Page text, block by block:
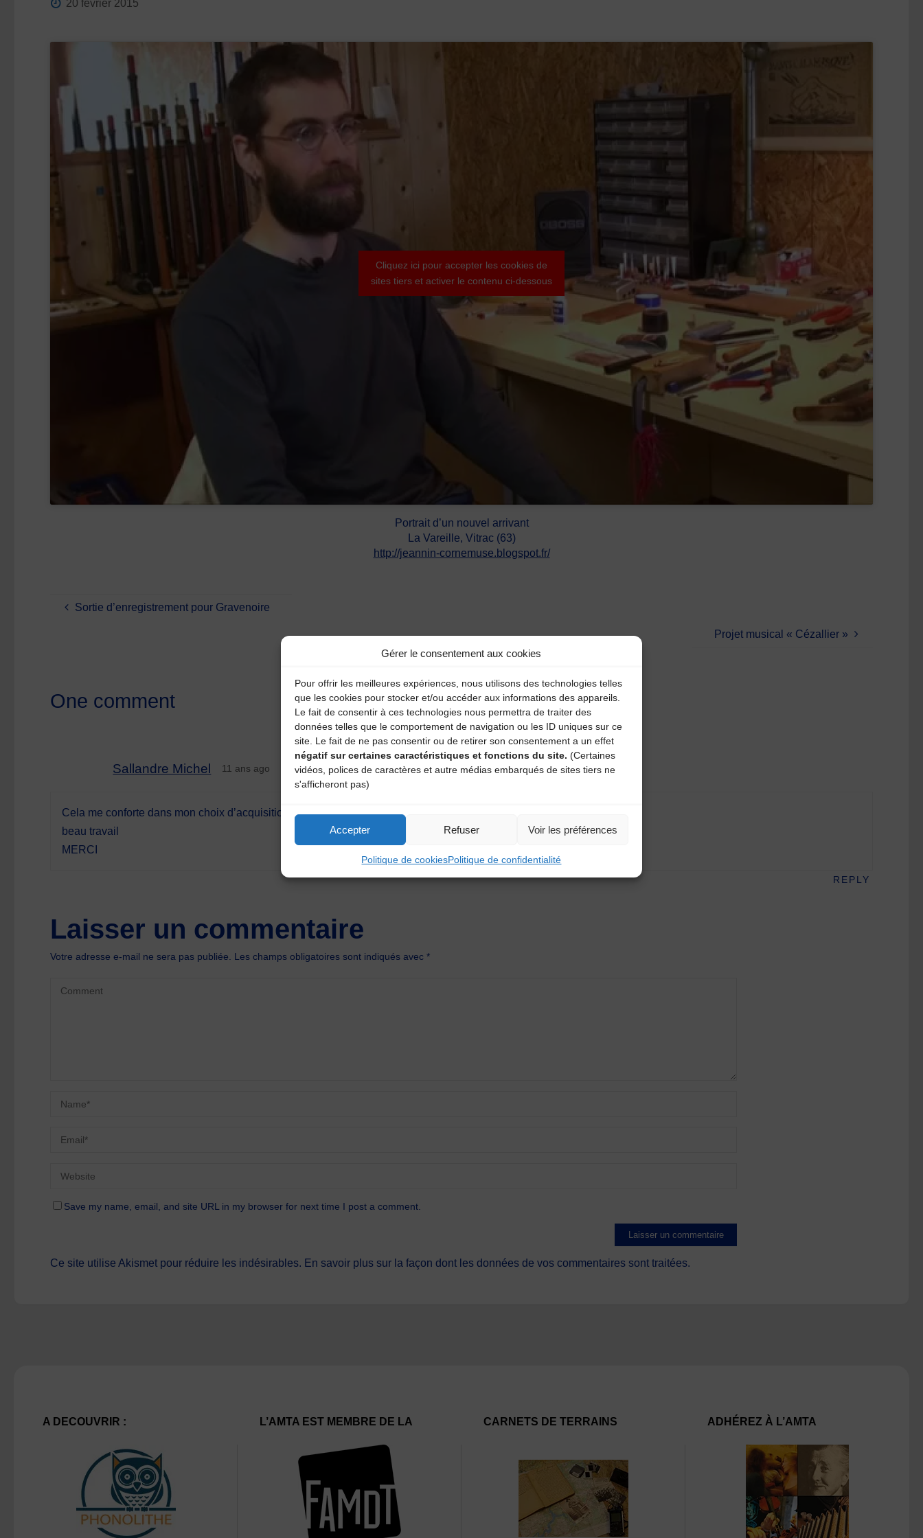
Gérer le consentement aux cookies
Pour offrir les meilleures expériences, nous utilisons des technologies telles
que les cookies pour stocker et/ou accéder aux informations des appareils.
Le fait de consentir à ces technologies nous permettra de traiter des
données telles que le comportement de navigation ou les ID uniques sur ce
site. Le fait de ne pas consentir ou de retirer son consentement a un effet
négatif sur certaines caractéristiques et fonctions du site. (Certaines
vidéos, polices de caractères et autre médias embarqués de sites tiers ne
s'afficheront pas)
Accepter Refuser Voir les préférences
Politique de cookiesPolitique de confidentialité
20 février 2015
Cliquez ici pour accepter les cookies de
sites tiers et activer le contenu ci-dessous
Portrait d’un nouvel arrivant
La Vareille, Vitrac (63)
http://jeannin-cornemuse.blogspot.fr/
Sortie d’enregistrement pour Gravenoire
Projet musical « Cézallier »
One comment
Sallandre Michel 11 ans ago
Cela me conforte dans mon choix d’acquisition d’une béchonnet
beau travail
MERCI
REPLY
Laisser un commentaire
Votre adresse e-mail ne sera pas publiée. Les champs obligatoires sont indiqués avec*
Save my name, email, and site URL in my browser for next time I post a comment.
Ce site utilise Akismet pour réduire les indésirables. En savoir plus sur la façon dont les données de vos commentaires sont traitées.
A DECOUVRIR : L’AMTA EST MEMBRE DE LA CARNETS DE TERRAINS ADHÉREZ À L’AMTA